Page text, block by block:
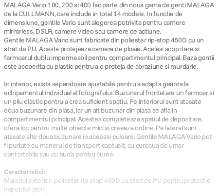
MALAGA Vario 100, 200 si 400 fac parte din noua gama de genti MALAGA
de la CULLMANN, care include in total 14 modele. In functie de
dimensiune, gentile Vario sunt alegerea potrivita pentru camere
mirrorless, DSLR, camere video sau camere de actiune.
Gentile MALAGA Vario sunt fabricate din poliester rip-stop 450D cu un
strat de PU. Acesta protejeaza camera de ploaie. Acelasi scop il are si
fermoarul dublu impermeabil pentru compartimentul principal. Baza gentii
este acoperita cu plastic pentru a o proteja de abraziune si murdarie.
In interior, exista separatoare ajustabile pentru a adapta geanta la
echipamentul individual al fotografului. Buzunarul frontal are un fermoar si
un pliu elastic pentru a crea suficient spatiu. Pe interiorul sunt atasate
doua buzunare din plasa, iar un alt buzunar din plasa se afla in
compartimentul principal. Acestea completeaza spatiul de depozitare,
ofera loc pentru multe obiecte mici si creeaza ordine. Pe lateral sunt
atasate alte doua buzunare in aceeasi culoare. Gentile MALAGA Vario pot
fi purtate cu manerul de transport captusit, cu cureaua de umar
confortabila sau cu bucla pentru curea.
Caracteristici:
Material exterior: poliester rip-stop 450D cu strat de PU pentru protectie
impotriva ploii